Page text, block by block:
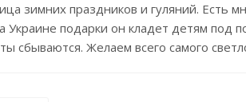
зимних праздников и гуляний. Есть
подарки он кладет детям под
сбываются. Желаем всего самого